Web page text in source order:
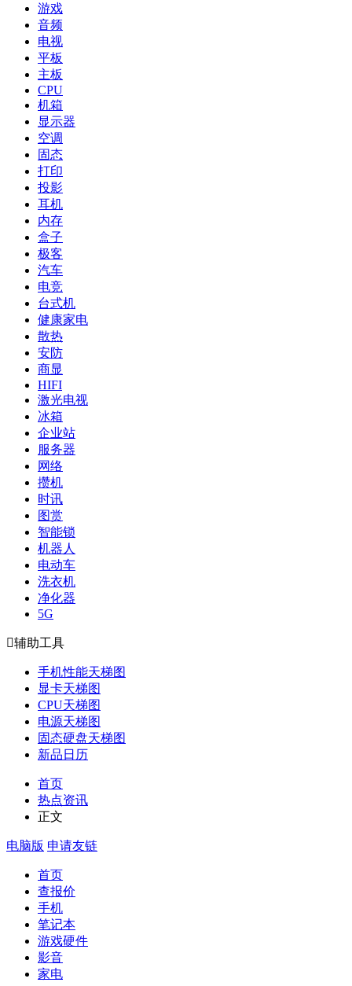
游戏
音频
电视
平板
主板
CPU
机箱
显示器
空调
固态
打印
投影
耳机
内存
盒子
极客
汽车
电竞
台式机
健康家电
散热
安防
商显
HIFI
激光电视
冰箱
企业站
服务器
网络
攒机
时讯
图赏
智能锁
机器人
电动车
洗衣机
净化器
5G
辅助工具
手机性能天梯图
显卡天梯图
CPU天梯图
电源天梯图
固态硬盘天梯图
新品日历
首页
热点资讯
正文
电脑版 申请友链
首页
查报价
手机
笔记本
游戏硬件
影音
家电